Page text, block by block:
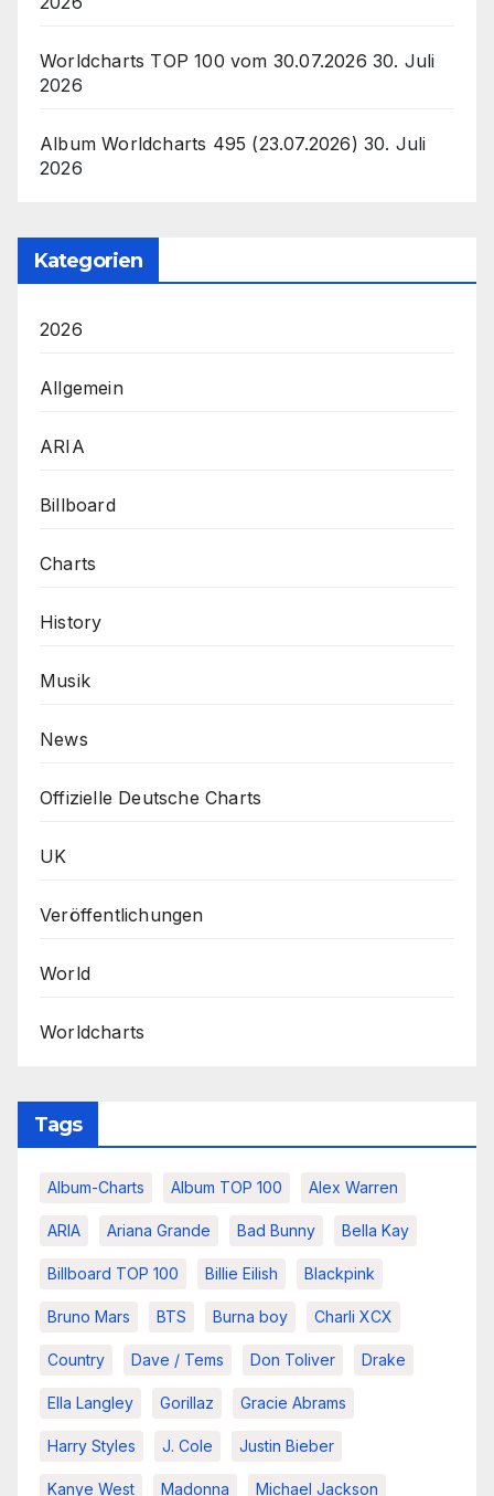
Worldcharts TOP 100 vom 30.07.2026 30. Juli
2026
Album Worldcharts 495 (23.07.2026) 30. Juli
2026
Kategorien
2026
Allgemein
ARIA
Billboard
Charts
History
Musik
News
Offizielle Deutsche Charts
UK
Veröffentlichungen
World
Worldcharts
Tags
Album-Charts Album TOP 100 Alex Warren
ARIA Ariana Grande Bad Bunny Bella Kay
Billboard TOP 100 Billie Eilish Blackpink
Bruno Mars BTS Burna boy Charli XCX
Country Dave / Tems Don Toliver Drake
Ella Langley Gorillaz Gracie Abrams
Harry Styles J. Cole Justin Bieber
Kanye West Madonna Michael Jackson